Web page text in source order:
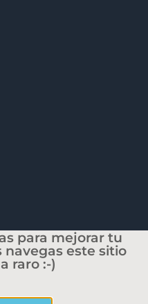
2025
para mejorar tu
este sitio
raro :-)